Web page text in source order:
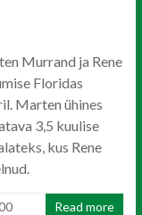
Murrand ja Rene
Floridas
Marten ühines
3,5 kuulise
kus Rene
Read more